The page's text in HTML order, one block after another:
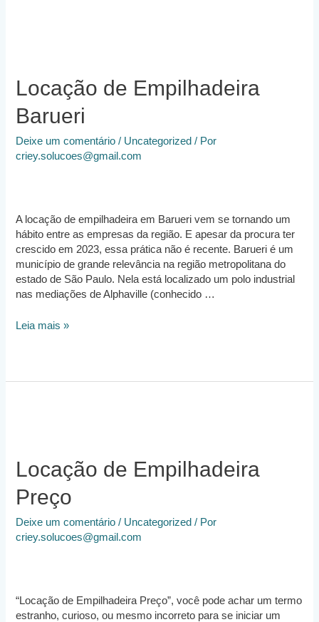
Locação de Empilhadeira
Barueri
Deixe um comentário / Uncategorized / Por
criey.solucoes@gmail.com
A locação de empilhadeira em Barueri vem se tornando um
hábito entre as empresas da região. E apesar da procura ter
crescido em 2023, essa prática não é recente. Barueri é um
município de grande relevância na região metropolitana do
estado de São Paulo. Nela está localizado um polo industrial
nas mediações de Alphaville (conhecido …
Locação
Leia mais »
Locação de Empilhadeira
Preço
Deixe um comentário / Uncategorized / Por
criey.solucoes@gmail.com
“Locação de Empilhadeira Preço”, você pode achar um termo
estranho, curioso, ou mesmo incorreto para se iniciar um